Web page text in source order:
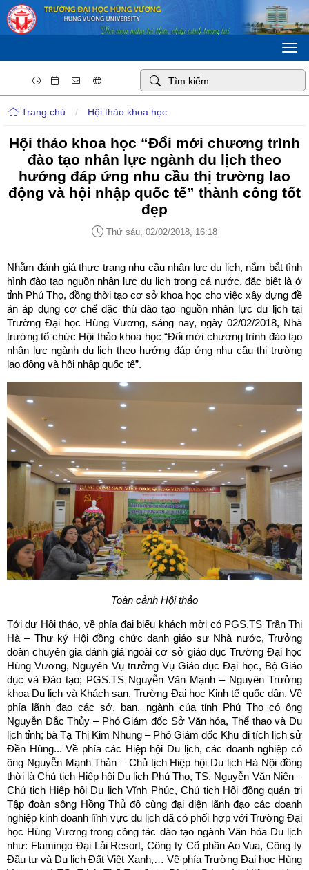
Trang chủ / Hội thảo khoa học
Hội thảo khoa học “Đổi mới chương trình
đào tạo nhân lực ngành du lịch theo
hướng đáp ứng nhu cầu thị trường lao
động và hội nhập quốc tế” thành công tốt
đẹp
Thứ sáu, 02/02/2018, 16:18
Nhằm đánh giá thực trạng nhu cầu nhân lực du lịch, nắm bắt tình
hình đào tạo nguồn nhân lực du lịch trong cả nước, đặc biệt là ở
tỉnh Phú Thọ, đồng thời tạo cơ sở khoa học cho việc xây dựng đề
án áp dụng cơ chế đặc thù đào tạo nguồn nhân lực du lịch tại
Trường Đại học Hùng Vương, sáng nay, ngày 02/02/2018, Nhà
trường tổ chức Hội thảo khoa học “Đổi mới chương trình đào tạo
nhân lực ngành du lịch theo hướng đáp ứng nhu cầu thị trường
lao động và hội nhập quốc tế”.
Toàn cảnh Hội thảo
Tới dự Hội thảo, về phía đại biểu khách mời có PGS.TS Trần Thị
Hà – Thư ký Hội đồng chức danh giáo sư Nhà nước, Trưởng
đoàn chuyên gia đánh giá ngoài cơ sở giáo dục Trường Đại học
Hùng Vương, Nguyên Vụ trưởng Vụ Giáo dục Đại học, Bộ Giáo
dục và Đào tạo; PGS.TS Nguyễn Văn Mạnh – Nguyên Trưởng
khoa Du lịch và Khách sạn, Trường Đại học Kinh tế quốc dân. Về
phía lãnh đạo các sở, ban, ngành của tỉnh Phú Thọ có ông
Nguyễn Đắc Thủy – Phó Giám đốc Sở Văn hóa, Thể thao và Du
lịch tỉnh; bà Tạ Thị Kim Nhung – Phó Giám đốc Khu di tích lịch sử
Đền Hùng... Về phía các Hiệp hội Du lịch, các doanh nghiệp có
ông Nguyễn Mạnh Thản – Chủ tịch Hiệp hội Du lịch Hà Nội đồng
thời là Chủ tịch Hiệp hội Du lịch Phú Thọ, TS. Nguyễn Văn Niên –
Chủ tịch Hiệp hội Du lịch Vĩnh Phúc, Chủ tịch Hội đồng quản trị
Tập đoàn sông Hồng Thủ đô cùng đại diện lãnh đạo các doanh
nghiệp kinh doanh lĩnh vực du lịch đã có phối hợp với Trường Đại
học Hùng Vương trong công tác đào tạo ngành Văn hóa Du lịch
như: Flamingo Đại Lải Resort, Công ty Cổ phần Ao Vua, Công ty
Đầu tư và Du lịch Đất Việt Xanh,… Về phía Trường Đại học Hùng